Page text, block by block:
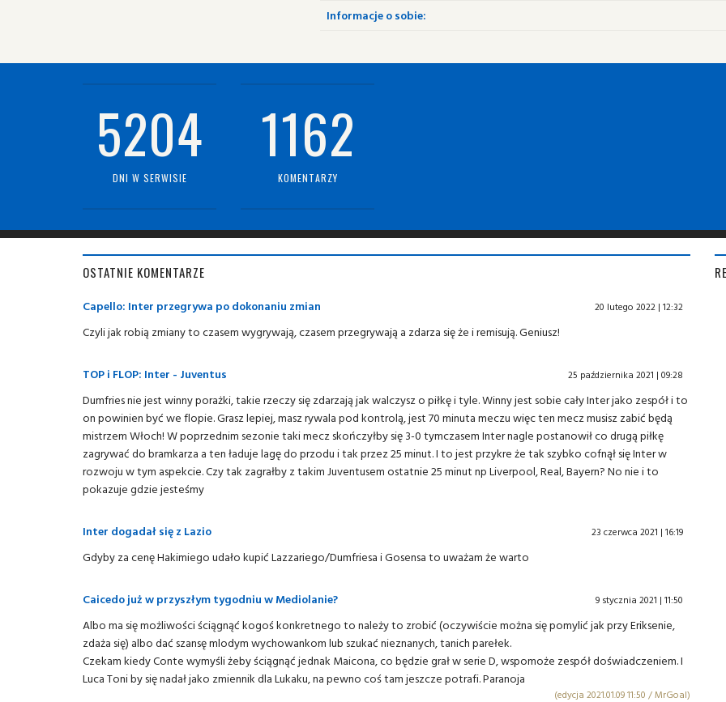
Informacje o sobie:
5204
DNI W SERWISIE
1162
KOMENTARZY
OSTATNIE KOMENTARZE
Capello: Inter przegrywa po dokonaniu zmian 20 lutego 2022 | 12:32
Czyli jak robią zmiany to czasem wygrywają, czasem przegrywają a zdarza się że i remisują. Geniusz!
TOP i FLOP: Inter - Juventus 25 października 2021 | 09:28
Dumfries nie jest winny porażki, takie rzeczy się zdarzają jak walczysz o piłkę i tyle. Winny jest sobie cały Inter jako zespół i to
on powinien być we flopie. Grasz lepiej, masz rywala pod kontrolą, jest 70 minuta meczu więc ten mecz musisz zabić będą
mistrzem Włoch! W poprzednim sezonie taki mecz skończyłby się 3-0 tymczasem Inter nagle postanowił co drugą piłkę
zagrywać do bramkarza a ten ładuje lagę do przodu i tak przez 25 minut. I to jest przykre że tak szybko cofnął się Inter w
rozwoju w tym aspekcie. Czy tak zagrałby z takim Juventusem ostatnie 25 minut np Liverpool, Real, Bayern? No nie i to
pokazuje gdzie jesteśmy
Inter dogadał się z Lazio 23 czerwca 2021 | 16:19
Gdyby za cenę Hakimiego udało kupić Lazzariego/Dumfriesa i Gosensa to uważam że warto
Caicedo już w przyszłym tygodniu w Mediolanie? 9 stycznia 2021 | 11:50
Albo ma się możliwości ściągnąć kogoś konkretnego to należy to zrobić (oczywiście można się pomylić jak przy Eriksenie,
zdaża się) albo dać szansę mlodym wychowankom lub szukać nieznanych, tanich parełek.
Czekam kiedy Conte wymyśli żeby ściągnąć jednak Maicona, co będzie grał w serie D, wspomoże zespół doświadczeniem. I
Luca Toni by się nadał jako zmiennik dla Lukaku, na pewno coś tam jeszcze potrafi. Paranoja
(edycja 2021.01.09 11:50 / MrGoal)